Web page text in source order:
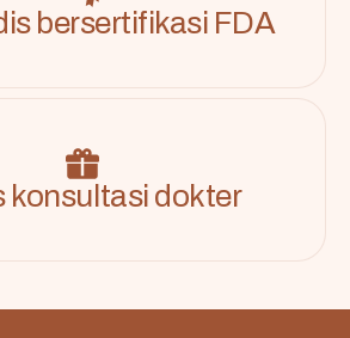
bersertifikasi FDA
konsultasi dokter